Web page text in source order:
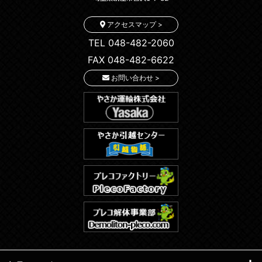
アクセスマップ >
TEL 048-482-2060
FAX 048-482-6622
お問い合わせ >